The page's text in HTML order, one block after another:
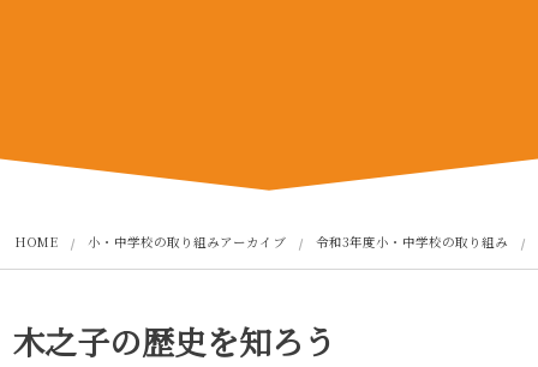
HOME 小・中学校の取り組みアーカイブ 令和3年度小・中学校の取り組み
木之子の歴史を知ろう